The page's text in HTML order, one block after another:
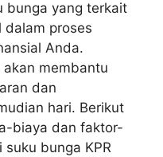
bunga yang terkait
dalam proses
Anda.
akan membantu
dan
hari. Berikut
biaya dan faktor-
bunga KPR